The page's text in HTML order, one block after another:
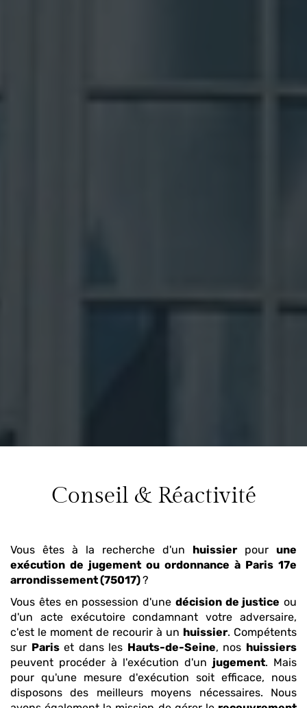
Conseil & Réactivité
Vous êtes à la recherche d'un huissier pour une
exécution de jugement ou ordonnance à Paris 17e
arrondissement (75017)?
Vous êtes en possession d'une décision de justice ou
d'un acte exécutoire condamnant votre adversaire,
c'est le moment de recourir à un huissier. Compétents
sur Pariset dans les Hauts-de-Seine, nos huissiers
peuvent procéder à l'exécution d'un jugement. Mais
pour qu'une mesure d'exécution soit efficace, nous
disposons des meilleurs moyens nécessaires. Nous